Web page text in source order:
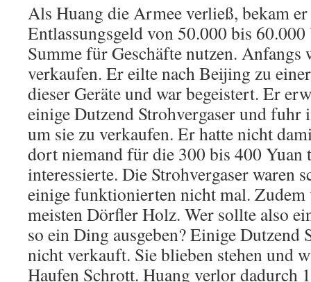
Als Huang die Armee verließ, bekam
Entlassungsgeld von 50.000 bis
Summe für Geschäfte nutzen. Anfangs
verkaufen. Er eilte nach Beijing zu
dieser Geräte und war begeistert. Er
einige Dutzend Strohvergaser und
um sie zu verkaufen. Er hatte nicht
dort niemand für die 300 bis 400 Yuan
interessierte. Die Strohvergaser waren
einige funktionierten nicht mal. Zudem
meisten Dörfler Holz. Wer sollte also
so ein Ding ausgeben? Einige Dutzend
nicht verkauft. Sie blieben stehen und
Haufen Schrott. Huang verlor dadurch